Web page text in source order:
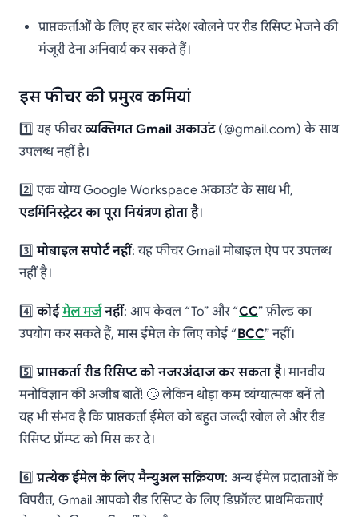
प्राप्तकर्ताओं के लिए हर बार संदेश खोलने पर रीड रिसिप्ट भेजने की
मंजूरी देना अनिवार्य कर सकते हैं।
इस फीचर की प्रमुख कमियां
1️⃣ यह फीचरव्यक्तिगत Gmail अकाउंट(@gmail.com) के साथ
उपलब्ध नहीं है।
2️⃣ एक योग्य Google Workspace अकाउंट के साथ भी,
एडमिनिस्ट्रेटर का पूरा नियंत्रण होता है।
3️⃣मोबाइल सपोर्ट नहीं: यह फीचर Gmail मोबाइल ऐप पर उपलब्ध
नहीं है।
4️⃣कोईमेल मर्जनहीं: आप केवल “To” और “CC” फ़ील्ड का
उपयोग कर सकते हैं, मास ईमेल के लिए कोई “BCC” नहीं।
5️⃣प्राप्तकर्ता रीड रिसिप्ट को नजरअंदाज कर सकता है। मानवीय
मनोविज्ञान की अजीब बातें! 🙄 लेकिन थोड़ा कम व्यंग्यात्मक बनें तो
यह भी संभव है कि प्राप्तकर्ता ईमेल को बहुत जल्दी खोल ले और रीड
रिसिप्ट प्रॉम्प्ट को मिस कर दे।
6️⃣प्रत्येक ईमेल के लिए मैन्युअल सक्रियण: अन्य ईमेल प्रदाताओं के
विपरीत, Gmail आपको रीड रिसिप्ट के लिए डिफ़ॉल्ट प्राथमिकताएं